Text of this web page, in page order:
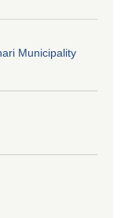
Municipality